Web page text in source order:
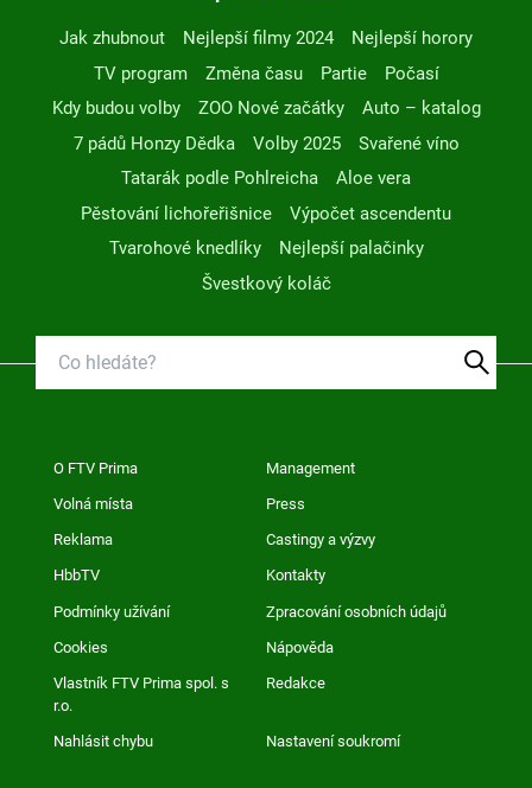
Jak zhubnout Nejlepší filmy 2024
Nejlepší horory
TV program
Změna času Partie
Počasí
Kdy budou volby
ZOO Nové začátky
Auto – katalog
7 pádů Honzy Dědka
Volby 2025
Svařené víno
Tatarák podle Pohlreicha
Aloe vera
Pěstování lichořeřišnice
Výpočet ascendentu
Tvarohové knedlíky
Nejlepší palačinky
Švestkový koláč
O FTV Prima Management
Volná místa Press
Reklama Castingy a výzvy
HbbTV Kontakty
Podmínky užívání Zpracování osobních údajů
Cookies Nápověda
Vlastník FTV Prima spol. s
r.o.
Redakce
Nahlásit chybu Nastavení soukromí